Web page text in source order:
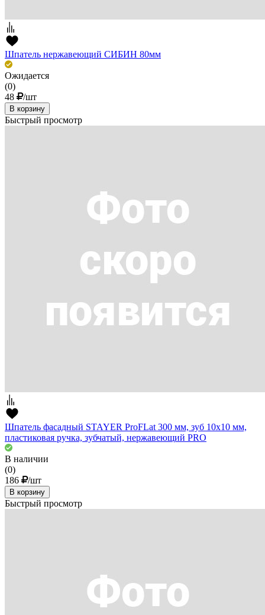
Шпатель нержавеющий СИБИН 80мм
Ожидается
(0)
48
/шт
В корзину
Быстрый просмотр
Шпатель фасадный STAYER ProFLat 300 мм, зуб 10х10 мм,
пластиковая ручка, зубчатый, нержавеющий PRO
В наличии
(0)
186
/шт
В корзину
Быстрый просмотр